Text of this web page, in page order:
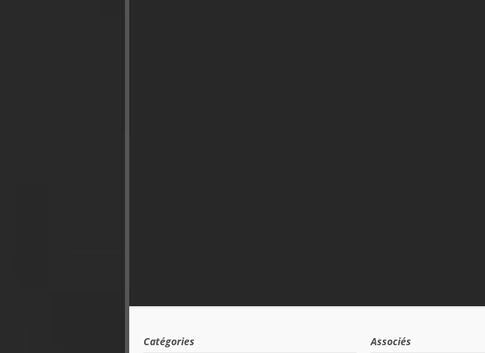
Catégories Associés